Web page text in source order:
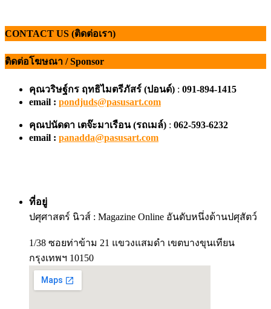
CONTACT US (ติดต่อเรา)
ติดต่อโฆษณา / Sponsor
คุณวริษฐ์กร ฤทธิไมตรีภัสร์ (ปอนด์) : 091-894-1415
email : pondjuds@pasusart.com
คุณปนัดดา เตจ๊ะมาเรือน (รถเมล์) : 062-593-6232
email : panadda@pasusart.com
ที่อยู่
ปศุศาสตร์ นิวส์ : Magazine Online อันดับหนึ่งด้านปศุสัตว์
1/38 ซอยท่าข้าม 21 แขวงแสมดำ เขตบางขุนเทียน
กรุงเทพฯ 10150